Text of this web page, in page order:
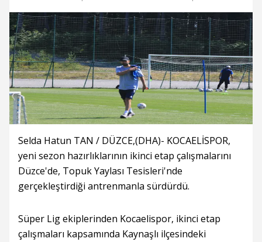
Selda Hatun TAN / DÜZCE,(DHA)- KOCAELİSPOR,
yeni sezon hazırlıklarının ikinci etap çalışmalarını
Düzce'de, Topuk Yaylası Tesisleri'nde
gerçekleştirdiği antrenmanla sürdürdü.
Süper Lig ekiplerinden Kocaelispor, ikinci etap
çalışmaları kapsamında Kaynaşlı ilçesindeki